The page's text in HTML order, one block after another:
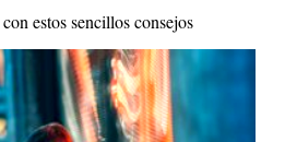
estos sencillos consejos